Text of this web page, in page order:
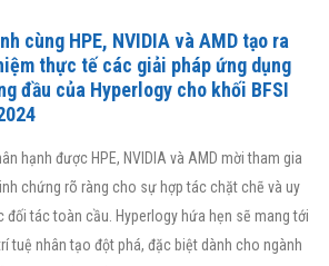
cùng HPE, NVIDIA và AMD tạo ra
thực tế các giải pháp ứng dụng
đầu của Hyperlogy cho khối BFSI
hạnh được HPE, NVIDIA và AMD mời tham gia
chứng rõ ràng cho sự hợp tác chặt chẽ và uy
đối tác toàn cầu. Hyperlogy hứa hẹn sẽ mang tới
tuệ nhân tạo đột phá, đặc biệt dành cho ngành